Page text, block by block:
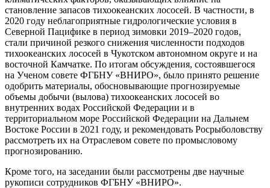
становление запасов тихоокеанских лососей. В частности, в
2020 году неблагоприятные гидрологические условия в
Северной Пацифике в период зимовки 2019–2020 годов,
стали причиной резкого снижения численности подходов
тихоокеанских лососей в Чукотском автономном округе и на
восточной Камчатке. По итогам обсуждения, состоявшегося
на Ученом совете ФГБНУ «ВНИРО», было принято решение
одобрить материалы, обосновывающие прогнозируемые
объемы добычи (вылова) тихоокеанских лососей во
внутренних водах Российской Федерации и в
территориальном море Российской Федерации на Дальнем
Востоке России в 2021 году, и рекомендовать Росрыболовству
рассмотреть их на Отраслевом совете по промысловому
прогнозированию.
Кроме того, на заседании были рассмотрены две научные
рукописи сотрудников ФГБНУ «ВНИРО».